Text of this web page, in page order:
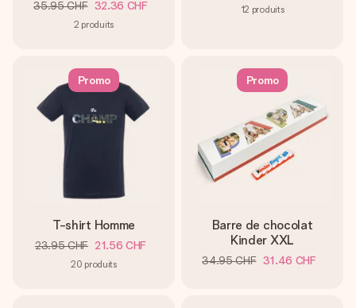
35.95 CHF 32.36 CHF
2 produits
12 produits
Promo
T-shirt Homme
23.95 CHF 21.56 CHF
20 produits
Promo
Barre de chocolat
Kinder XXL
34.95 CHF 31.46 CHF